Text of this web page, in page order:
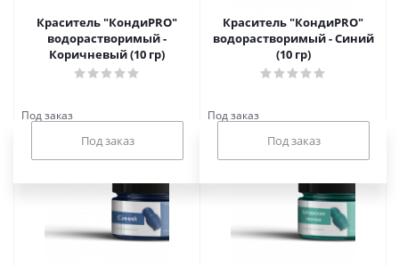
Краситель "КондиPRO"
водорастворимый -
Коричневый (10 гр)
Под заказ
Краситель "КондиPRO"
водорастворимый - Синий
(10 гр)
Под заказ